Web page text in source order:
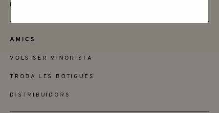
INSTAGRAM
AMICS
VOLS SER MINORISTA
TROBA LES BOTIGUES
DISTRIBUÏDORS